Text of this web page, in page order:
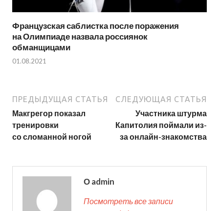
Французская саблистка после поражения
на Олимпиаде назвала россиянок
обманщицами
01.08.2021
ПРЕДЫДУЩАЯ СТАТЬЯ
Макгрегор показал
тренировки
со сломанной ногой
СЛЕДУЮЩАЯ СТАТЬЯ
Участника штурма
Капитолия поймали из-
за онлайн-знакомства
О admin
Посмотреть все записи